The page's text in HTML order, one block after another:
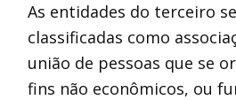
As entidades do terceiro
classificadas como
união de pessoas que se
fins não econômicos, ou